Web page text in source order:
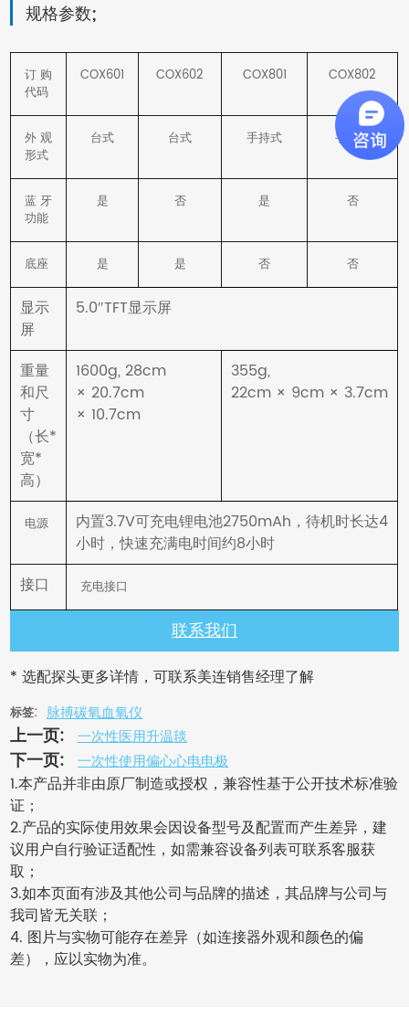
规格参数;
订购
代码
COX601 COX602 COX801 COX802
外观
形式
台式 台式 手持式 手持式
蓝牙
功能
是 否 是 否
底座 是 是 否 否
显示
屏
5.0″TFT显示屏
重量
和尺
寸
（长*
宽*
高）
1600g, 28cm
× 20.7cm
× 10.7cm
355g,
22cm × 9cm × 3.7cm
电源
内置3.7V可充电锂电池2750mAh，待机时长达4
小时，快速充满电时间约8小时
接口
充电接口
联系我们
* 选配探头更多详情，可联系美连销售经理了解
标签: 脉搏碳氧血氧仪
上一页: 一次性医用升温毯
下一页: 一次性使用偏心心电电极
1.本产品并非由原厂制造或授权，兼容性基于公开技术标准验
证；
2.产品的实际使用效果会因设备型号及配置而产生差异，建
议用户自行验证适配性，如需兼容设备列表可联系客服获
取；
3.如本页面有涉及其他公司与品牌的描述，其品牌与公司与
我司皆无关联；
4. 图片与实物可能存在差异（如连接器外观和颜色的偏
差），应以实物为准。